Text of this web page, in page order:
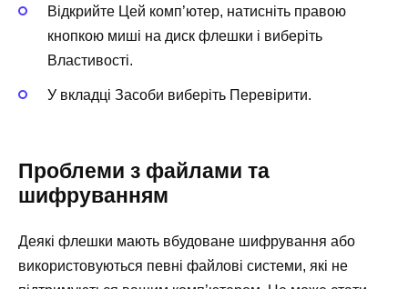
Відкрийте Цей комп’ютер, натисніть правою
кнопкою миші на диск флешки і виберіть
Властивості.
У вкладці Засоби виберіть Перевірити.
Проблеми з файлами та
шифруванням
Деякі флешки мають вбудоване шифрування або
використовуються певні файлові системи, які не